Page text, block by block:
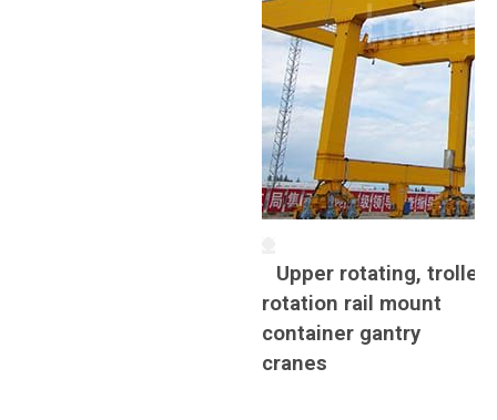
Upper rotating, trolley
rotation rail mount
container gantry
cranes